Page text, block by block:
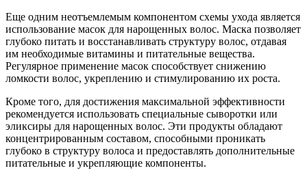
Еще одним неотъемлемым компонентом схемы ухода является
использование масок для нарощенных волос. Маска позволяет
глубоко питать и восстанавливать структуру волос, отдавая
им необходимые витамины и питательные вещества.
Регулярное применение масок способствует снижению
ломкости волос, укреплению и стимулированию их роста.
Кроме того, для достижения максимальной эффективности
рекомендуется использовать специальные сыворотки или
эликсиры для нарощенных волос. Эти продукты обладают
концентрированным составом, способными проникать
глубоко в структуру волоса и предоставлять дополнительные
питательные и укрепляющие компоненты.